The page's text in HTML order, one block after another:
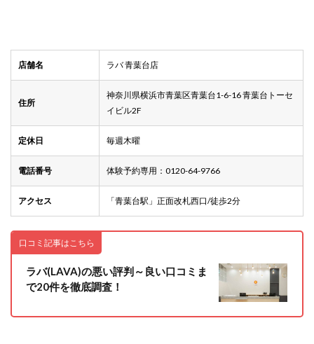
店舗名 ラバ 青葉台店
住所
神奈川県横浜市青葉区青葉台1-6-16 青葉台トーセ
イビル2F
定休日 毎週木曜
電話番号 体験予約専用：0120-64-9766
アクセス 「青葉台駅」正面改札西口/徒歩2分
口コミ記事はこちら
ラバ(LAVA)の悪い評判～良い口コミま
で20件を徹底調査！